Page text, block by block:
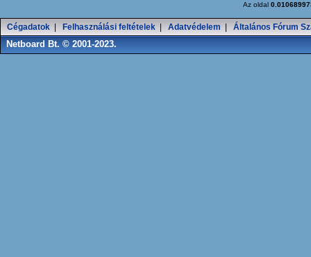
Az oldal
Cégadatok Felhasználási feltételek Adatvédelem Általános Fórum
Netboard Bt. © 2001-2023.